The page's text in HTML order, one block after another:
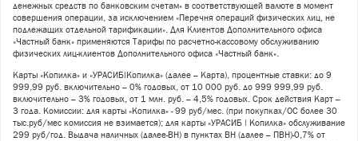
денежных средств по банковским счетам» в соответствующей валюте в момент
совершения операции, за исключением «Перечня операций физических лиц, не
подлежащих отдельной тарификации». Для Клиентов Дополнительного офиса
«Частный банк» применяются Тарифы по расчетно-кассовому обслуживанию
физических лиц-клиентов Дополнительного офиса «Частный банк».
Карты «Копилка» и «УРАСИБ|Копилка» (далее – Карта), процентные ставки: до 9
999,99 руб. включительно – 0% годовых, от 10 000 руб. до 999 999,99 руб.
включительно – 3% годовых, от 1 млн. руб. – 4,5% годовых. Срок действия Карт –
3 года. Комиссии: для карты «Копилка» - 99 руб/мес. (при покупках/ОС более 30
тыс.руб/мес комиссия не взимается); для карты «УРАСИБ | Копилка» обслуживание
299 руб/год. Выдача наличных (далее-ВН) в пунктах ВН (далее – ПВН)-0,7% от